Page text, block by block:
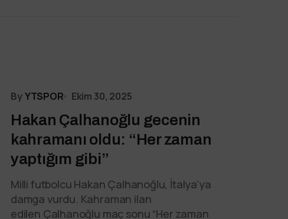
ByYTSPOR Ekim 30, 2025
Hakan Çalhanoğlu gecenin
kahramanı oldu: “Her zaman
yaptığım gibi”
Milli futbolcu Hakan Çalhanoğlu, İtalya’ya
damga vurdu. Kahraman ilan
edilen Çalhanoğlu maç sonu “Her zaman